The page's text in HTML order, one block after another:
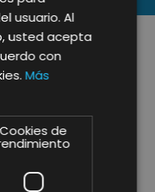
usuario. Al
usted acepta
con
Más
Cookies de